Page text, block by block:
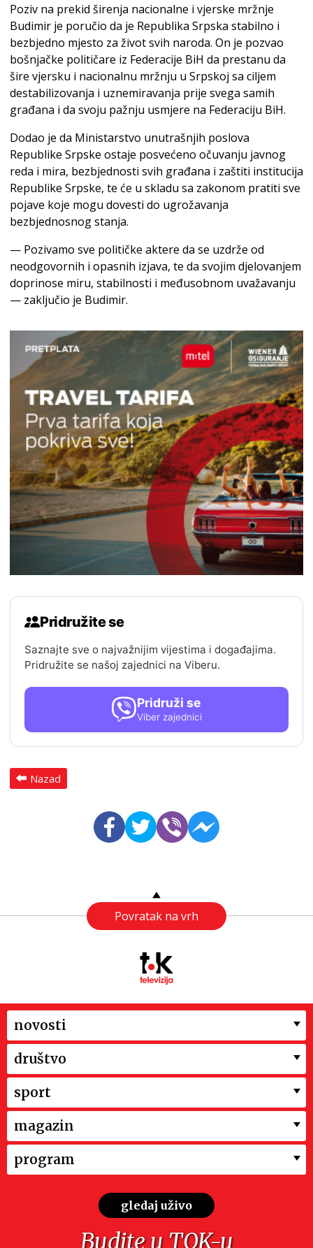
Poziv na prekid širenja nacionalne i vjerske mržnje
Budimir je poručio da je Republika Srpska stabilno i
bezbjedno mjesto za život svih naroda. On je pozvao
bošnjačke političare iz Federacije BiH da prestanu da
šire vjersku i nacionalnu mržnju u Srpskoj sa ciljem
destabilizovanja i uznemiravanja prije svega samih
građana i da svoju pažnju usmjere na Federaciju BiH.
Dodao je da Ministarstvo unutrašnjih poslova
Republike Srpske ostaje posvećeno očuvanju javnog
reda i mira, bezbjednosti svih građana i zaštiti institucija
Republike Srpske, te će u skladu sa zakonom pratiti sve
pojave koje mogu dovesti do ugrožavanja
bezbjednosnog stanja.
— Pozivamo sve političke aktere da se uzdrže od
neodgovornih i opasnih izjava, te da svojim djelovanjem
doprinose miru, stabilnosti i međusobnom uvažavanju
— zaključio je Budimir.
Pridružite se
Saznajte sve o najvažnijim vijestima i događajima.
Pridružite se našoj zajednici na Viberu.
Pridruži se
Viber zajednici
Nazad
Povratak na vrh
novosti
društvo
sport
magazin
program
gledaj uživo
Budite u TOK-u